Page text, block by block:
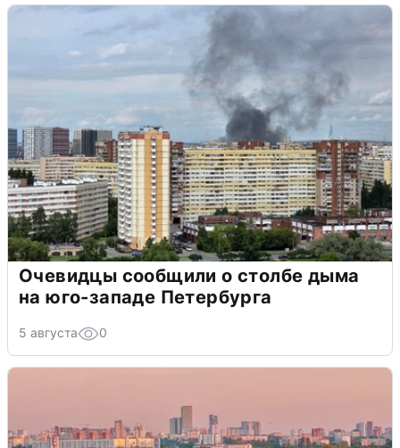
Очевидцы сообщили о столбе дыма
на юго-западе Петербурга
5 августа 0